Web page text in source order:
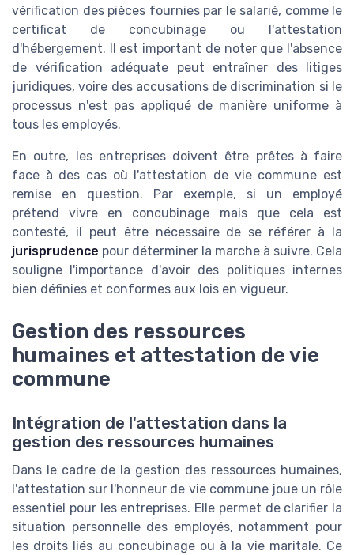
vérification des pièces fournies par le salarié, comme le
certificat de concubinage ou l'attestation
d'hébergement. Il est important de noter que l'absence
de vérification adéquate peut entraîner des litiges
juridiques, voire des accusations de discrimination si le
processus n'est pas appliqué de manière uniforme à
tous les employés.
En outre, les entreprises doivent être prêtes à faire
face à des cas où l'attestation de vie commune est
remise en question. Par exemple, si un employé
prétend vivre en concubinage mais que cela est
contesté, il peut être nécessaire de se référer à la
jurisprudence pour déterminer la marche à suivre. Cela
souligne l'importance d'avoir des politiques internes
bien définies et conformes aux lois en vigueur.
Gestion des ressources
humaines et attestation de vie
commune
Intégration de l'attestation dans la
gestion des ressources humaines
Dans le cadre de la gestion des ressources humaines,
l'attestation sur l'honneur de vie commune joue un rôle
essentiel pour les entreprises. Elle permet de clarifier la
situation personnelle des employés, notamment pour
les droits liés au concubinage ou à la vie maritale. Ce